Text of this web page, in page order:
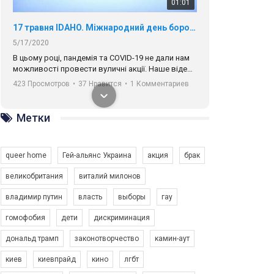
01:01
17 травня IDAHO. Міжнародний день боротьби з гомофобією трансфобією і біфобія.
5/17/2020
В цьому році, пандемія та COVІD-19 не дали нам
можливості провести вуличні акції. Наше відео-
звернення про те, що навіть коли ми у різних
містах та не можемо зустрінеться, ми разом. Ми
закликаємо всіх хто поділяє цінності рівності та
солідарності, приєднатися до нас. Регіональні
підрозділи ГАУ є в 16 областях України.
423 Просмотров • 37 Нравится • 1 Комментариев
Зупинимо насильство проти ЛГБТ в Україні! Stop violence against LGBT in Ukraine!
Емоційний та вражаючий промо-ролік на
Метки
queer home Гей-альянс Украина акция брак
великобритания виталий милонов
владимир путин власть выборы гау
гомофобия дети дискриминация
дональд трамп законотворчество камин-аут
киев киевпрайд кино лгбт